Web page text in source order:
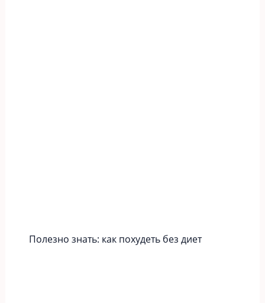
Полезно знать: как похудеть без диет